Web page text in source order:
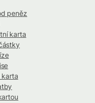
peněz
karta
karta